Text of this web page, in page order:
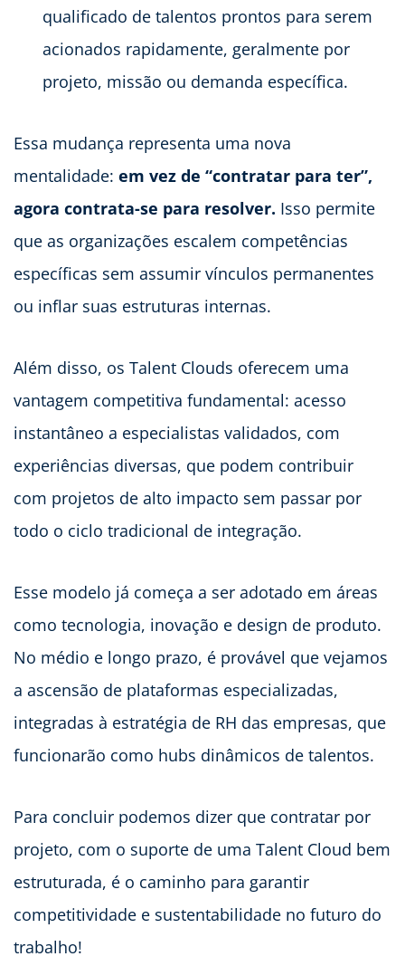
qualificado de talentos prontos para serem
acionados rapidamente, geralmente por
projeto, missão ou demanda específica.
Essa mudança representa uma nova
mentalidade: em vez de “contratar para ter”,
agora contrata-se para resolver. Isso permite
que as organizações escalem competências
específicas sem assumir vínculos permanentes
ou inflar suas estruturas internas.
Além disso, os Talent Clouds oferecem uma
vantagem competitiva fundamental: acesso
instantâneo a especialistas validados, com
experiências diversas, que podem contribuir
com projetos de alto impacto sem passar por
todo o ciclo tradicional de integração.
Esse modelo já começa a ser adotado em áreas
como tecnologia, inovação e design de produto.
No médio e longo prazo, é provável que vejamos
a ascensão de plataformas especializadas,
integradas à estratégia de RH das empresas, que
funcionarão como hubs dinâmicos de talentos.
Para concluir podemos dizer que contratar por
projeto, com o suporte de uma Talent Cloud bem
estruturada, é o caminho para garantir
competitividade e sustentabilidade no futuro do
trabalho!